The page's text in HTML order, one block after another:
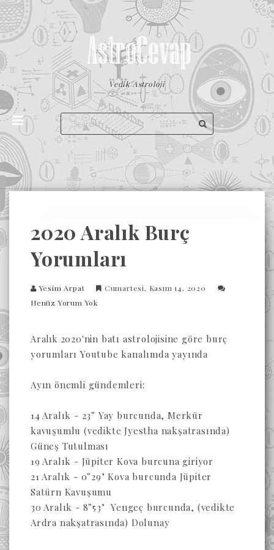
Vedik Astroloji
2020 Aralık Burç
Yorumları
Yesim Arpat
Cumartesi, Kasım 14, 2020
Henüz Yorum Yok
Aralık 2020'nin batı astrolojisine göre burç
yorumları Youtube kanalımda yayında
Ayın önemli gündemleri:
14 Aralık - 23° Yay burcunda, Merkür
kavuşumlu (vedikte Jyestha nakşatrasında)
Güneş Tutulması
19 Aralık - Jüpiter Kova burcuna giriyor
21 Aralık - 0°29’ Kova burcunda Jüpiter
Satürn Kavuşumu
30 Aralık - 8°53’  Yengeç burcunda, (vedikte
Ardra nakşatrasında) Dolunay